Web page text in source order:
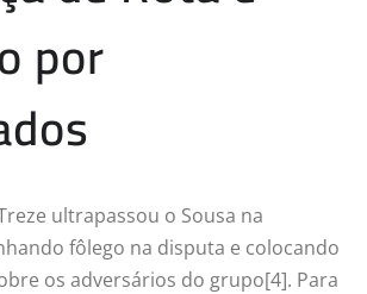
por
ultrapassou o Sousa na
fôlego na disputa e colocando
os adversários do grupo[4]. Para